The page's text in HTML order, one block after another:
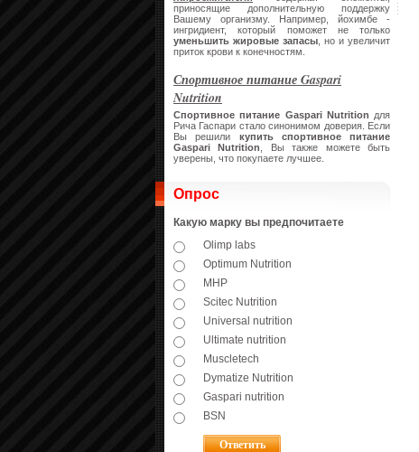
приносящие дополнительную поддержку
Вашему организму. Например, йохимбе -
ингридиент, который поможет не только
уменьшить жировые запасы , но и увеличит
приток крови к конечностям.
Спортивное питание Gaspari
Nutrition
Спортивное питание Gaspari Nutrition для
Рича Гаспари стало синонимом доверия. Если
Вы решили купить спортивное питание
Gaspari
Nutrition
, Вы также можете быть
уверены, что покупаете лучшее.
Опрос
Какую марку вы предпочитаете
Olimp labs
Optimum Nutrition
MHP
Scitec Nutrition
Universal nutrition
Ultimate nutrition
Muscletech
Dymatize Nutrition
Gaspari nutrition
BSN